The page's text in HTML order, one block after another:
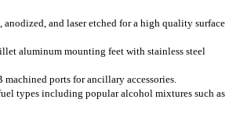
and laser etched for a high quality surface
aluminum mounting feet with stainless steel
machined ports for ancillary accessories.
types including popular alcohol mixtures such as